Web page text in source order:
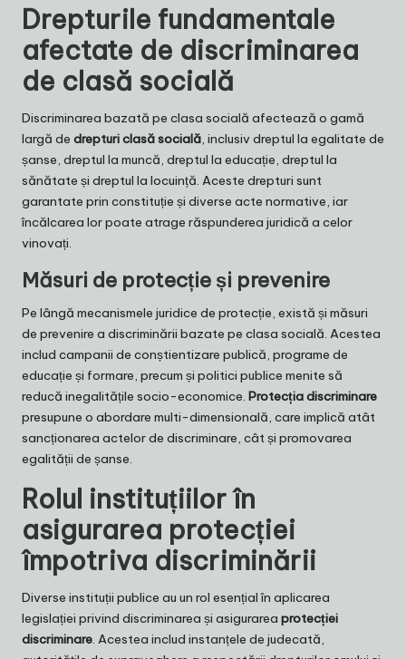
Drepturile fundamentale
afectate de discriminarea
de clasă socială
Discriminarea bazată pe clasa socială afectează o gamă
largă de drepturi clasă socială, inclusiv dreptul la egalitate de
șanse, dreptul la muncă, dreptul la educație, dreptul la
sănătate și dreptul la locuință. Aceste drepturi sunt
garantate prin constituție și diverse acte normative, iar
încălcarea lor poate atrage răspunderea juridică a celor
vinovați.
Măsuri de protecție și prevenire
Pe lângă mecanismele juridice de protecție, există și măsuri
de prevenire a discriminării bazate pe clasa socială. Acestea
includ campanii de conștientizare publică, programe de
educație și formare, precum și politici publice menite să
reducă inegalitățile socio-economice. Protecția discriminare
presupune o abordare multi-dimensională, care implică atât
sancționarea actelor de discriminare, cât și promovarea
egalității de șanse.
Rolul instituțiilor în
asigurarea protecției
împotriva discriminării
Diverse instituții publice au un rol esențial în aplicarea
legislației privind discriminarea și asigurarea protecției
discriminare. Acestea includ instanțele de judecată,